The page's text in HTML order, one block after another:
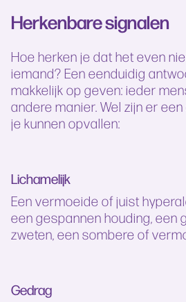
Herkenbare signalen
Hoe herken je dat het even
iemand? Een eenduidig
makkelijk op geven: ieder
andere manier. Wel zijn er
je kunnen opvallen:
Lichamelijk
Een vermoeide of juist
een gespannen houding, een
zweten, een sombere of
Gedrag